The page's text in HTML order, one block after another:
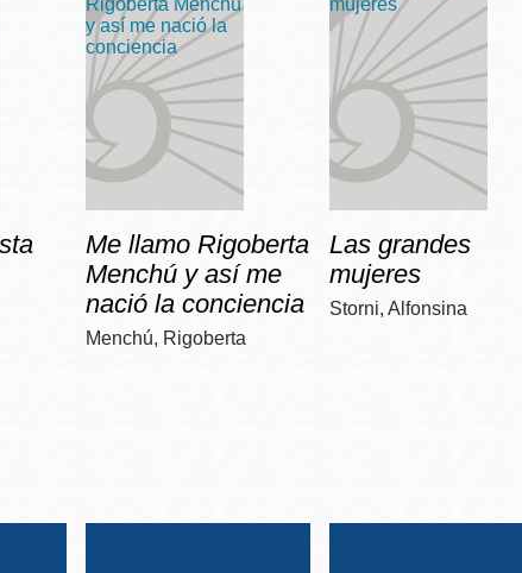
Me llamo Rigoberta
Menchú y así me
nació la conciencia
Menchú, Rigoberta
Las grandes
mujeres
Storni, Alfonsina